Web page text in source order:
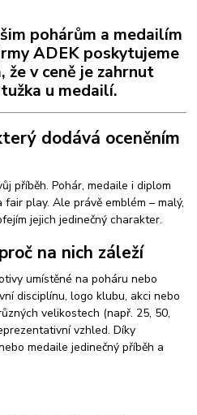
pohárům a medailím
ADEK poskytujeme
že v ceně je zahrnut
u medailí.
dodává oceněním
příběh. Pohár, medaile i diplom
play. Ale právě emblém – malý,
jejich jedinečný charakter.
na nich záleží
umístěné na poháru nebo
disciplínu, logo klubu, akci nebo
velikostech (např. 25, 50,
vzhled. Díky
medaile jedinečný příběh a